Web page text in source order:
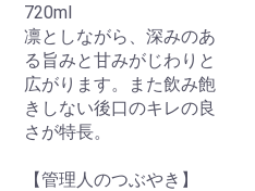
つがるワイナリー
ユズファームワイナリー
カンティーナ・ヒロ
楠わいなりー
リュードヴァン
三次ワイナリー
葡蔵人bookroad
中央葡萄酒
旭洋酒
奥出雲葡萄園
機山洋酒工業
ドメーヌレゾン
まるき葡萄酒
富士山ワイナリー
タケダワイナリー
林農園
マルスワイナリー
奥野田ワイナリー
ココファーム
井筒ワイン
ヒトミワイナリー
麻原酒造
北海道ワイン
トラヤワイン
フランス
イタリア
スペイン
アメリカ
ポルトガル
ドイツ
アルゼンチン
オーストリア
オーストラリア
ニュージーランド
南アフリカ
スイス
ギリシャ
ジョージア
イスラエル
インド
カナダ
赤ワイン
白ワイン
泡ワイン
ロゼワイン
シードル
ミード
720ml
凛としながら、深みのあ
る旨みと甘みがじわりと
広がります。また飲み飽
きしない後口のキレの良
さが特長。
【管理人のつぶやき】